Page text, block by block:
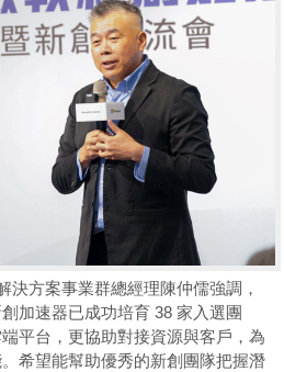
決方案事業群總經理陳仲儒強調，
加速器已成功培育 38 家入選團
平台，更協助對接資源與客戶，為
希望能幫助優秀的新創團隊把握潛